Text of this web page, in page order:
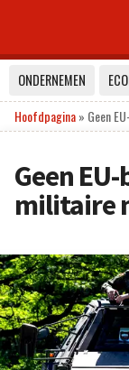
ONDERNEMEN
Hoofdpagina» Geen
Geen
militaire